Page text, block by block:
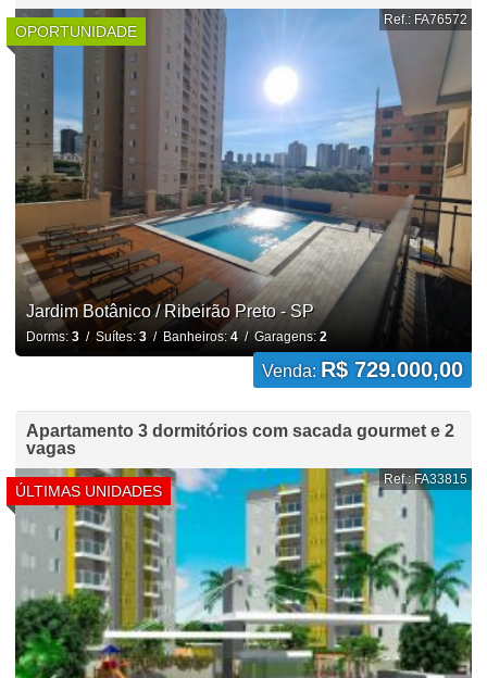
OPORTUNIDADE
Ref.: FA76572
Jardim Botânico / Ribeirão Preto - SP
Dorms: 3/ Suítes: 3/ Banheiros: 4/ Garagens: 2
Venda: R$ 729.000,00
Apartamento 3 dormitórios com sacada gourmet e 2
vagas
ÚLTIMAS UNIDADES
Ref.: FA33815